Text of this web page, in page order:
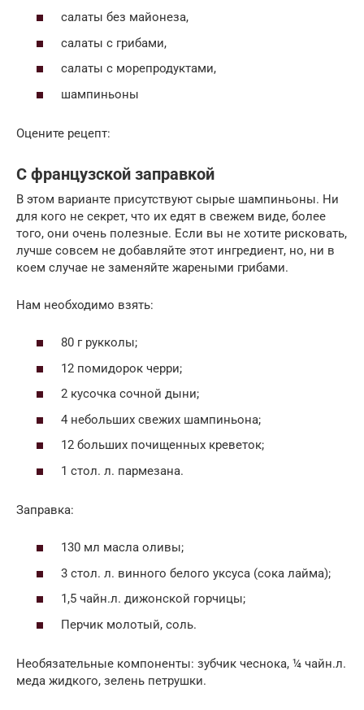
салаты без майонеза,
салаты с грибами,
салаты с морепродуктами,
шампиньоны
Оцените рецепт:
С французской заправкой
В этом варианте присутствуют сырые шампиньоны. Ни
для кого не секрет, что их едят в свежем виде, более
того, они очень полезные. Если вы не хотите рисковать,
лучше совсем не добавляйте этот ингредиент, но, ни в
коем случае не заменяйте жареными грибами.
Нам необходимо взять:
80 г рукколы;
12 помидорок черри;
2 кусочка сочной дыни;
4 небольших свежих шампиньона;
12 больших почищенных креветок;
1 стол. л. пармезана.
Заправка:
130 мл масла оливы;
3 стол. л. винного белого уксуса (сока лайма);
1,5 чайн.л. дижонской горчицы;
Перчик молотый, соль.
Необязательные компоненты: зубчик чеснока, ¼ чайн.л.
меда жидкого, зелень петрушки.